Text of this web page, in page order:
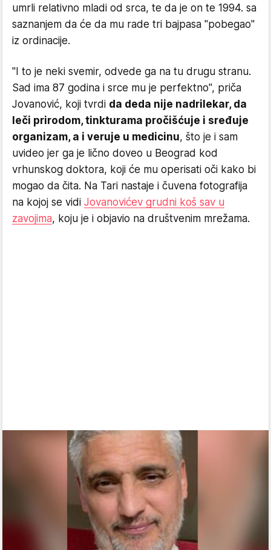
umrli relativno mladi od srca, te da je on te 1994. sa
saznanjem da će da mu rade tri bajpasa "pobegao"
iz ordinacije.
"I to je neki svemir, odvede ga na tu drugu stranu.
Sad ima 87 godina i srce mu je perfektno", priča
Jovanović, koji tvrdi da deda nije nadrilekar, da
leči prirodom, tinkturama pročišćuje i sređuje
organizam, a i veruje u medicinu, što je i sam
uvideo jer ga je lično doveo u Beograd kod
vrhunskog doktora, koji će mu operisati oči kako bi
mogao da čita. Na Tari nastaje i čuvena fotografija
na kojoj se vidi Jovanovićev grudni koš sav u
zavojima, koju je i objavio na društvenim mrežama.